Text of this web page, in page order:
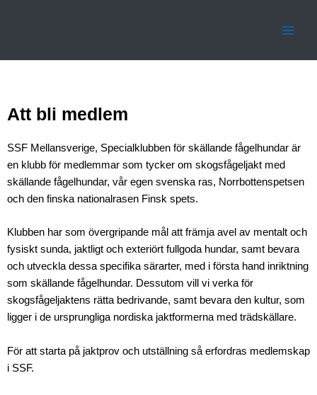
Att bli medlem
SSF Mellansverige, Specialklubben för skällande fågelhundar är
en klubb för medlemmar som tycker om skogsfågeljakt med
skällande fågelhundar, vår egen svenska ras, Norrbottenspetsen
och den finska nationalrasen Finsk spets.
Klubben har som övergripande mål att främja avel av mentalt och
fysiskt sunda, jaktligt och exteriört fullgoda hundar, samt bevara
och utveckla dessa specifika särarter, med i första hand inriktning
som skällande fågelhundar. Dessutom vill vi verka för
skogsfågeljaktens rätta bedrivande, samt bevara den kultur, som
ligger i de ursprungliga nordiska jaktformerna med trädskällare.
För att starta på jaktprov och utställning så erfordras medlemskap
i SSF.